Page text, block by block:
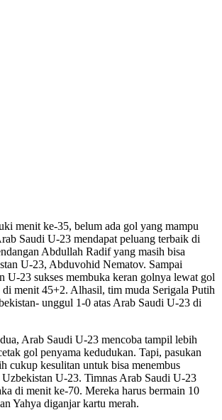
menit ke-35, belum ada gol yang mampu
Saudi U-23 mendapat peluang terbaik di
Abdullah Radif yang masih bisa
U-23, Abduvohid Nematov. Sampai
U-23 sukses membuka keran golnya lewat gol
menit 45+2. Alhasil, tim muda Serigala Putih
unggul 1-0 atas Arab Saudi U-23 di
Arab Saudi U-23 mencoba tampil lebih
gol penyama kedudukan. Tapi, pasukan
cukup kesulitan untuk bisa menembus
Uzbekistan U-23. Timnas Arab Saudi U-23
di menit ke-70. Mereka harus bermain 10
Yahya diganjar kartu merah.